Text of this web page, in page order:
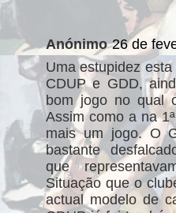
Anónimo 26 de
Uma estupidez
CDUP e GDD,
bom jogo no qual
Assim como a na
mais um jogo. O
bastante
que
Situação que o
actual modelo de